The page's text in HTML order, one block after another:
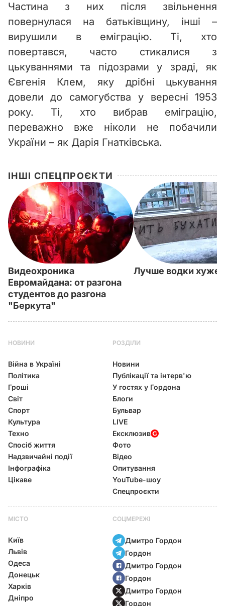
Частина з них після звільнення
повернулася на батьківщину, інші –
вирушили в еміграцію. Ті, хто
повертався, часто стикалися з
цькуваннями та підозрами у зраді, як
Євгенія Клем, яку дрібні цькування
довели до самогубства у вересні 1953
року. Ті, хто вибрав еміграцію,
переважно вже ніколи не побачили
України – як Дарія Гнатківська.
ІНШІ СПЕЦПРОЄКТИ
Видеохроника
Евромайдана: от разгона
студентов до разгона
"Беркута"
Лучше водки хуже
НОВИНИ
Війна в Україні
Політика
Гроші
Світ
Спорт
Культура
Техно
Спосіб життя
Надзвичайні події
Інфографіка
Цікаве
РОЗДІЛИ
Новини
Публікації та інтерв'ю
У гостях у Гордона
Блоги
Бульвар
LIVE
Ексклюзив
Фото
Відео
Опитування
YouTube-шоу
Спецпроєкти
МІСТО
Київ
Львів
Одеса
Донецьк
Харків
Дніпро
СОЦМЕРЕЖІ
Дмитро Гордон
Гордон
Дмитро Гордон
Гордон
Дмитро Гордон
Гордон